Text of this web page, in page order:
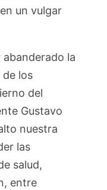
un vulgar
abanderado la
de los
del
Gustavo
nuestra
las
salud,
entre